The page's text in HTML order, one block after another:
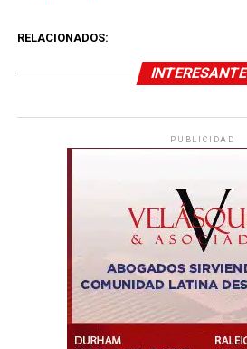
RELACIONADOS:
PUBLICIDAD